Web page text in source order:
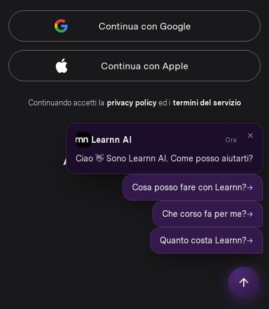
Continua con Google
Continua con Apple
Continuando accetti la privacy policy ed i termini del servizio
Accedi al tuo account Learnn
Learnn AI Ora
Ciao 👋 Sono Learnn AI. Come posso aiutarti?
Cosa posso fare con Learnn?→
Che corso fa per me?→
Quanto costa Learnn?→